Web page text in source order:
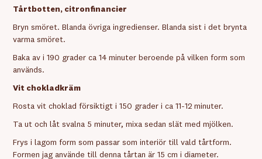
Tårtbotten, citronfinancier
Bryn smöret. Blanda övriga ingredienser. Blanda sist i det brynta
varma smöret.
Baka av i 190 grader ca 14 minuter beroende på vilken form som
används.
Vit chokladkräm
Rosta vit choklad försiktigt i 150 grader i ca 11-12 minuter.
Ta ut och låt svalna 5 minuter, mixa sedan slät med mjölken.
Frys i lagom form som passar som interiör till vald tårtform.
Formen jag använde till denna tårtan är 15 cm i diameter.